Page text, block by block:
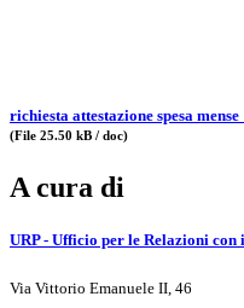
richiesta attestazione spesa
(File 25.50 kB / doc)
A cura di
URP - Ufficio per le Relazioni con
Via Vittorio Emanuele II, 46